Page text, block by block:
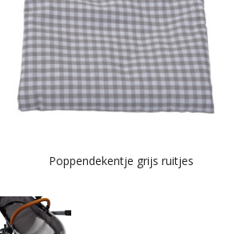
Poppendekentje grijs ruitjes